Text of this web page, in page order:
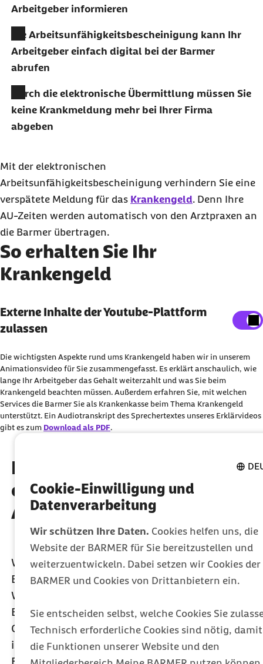
Cookie-Einwilligung und
Datenverarbeitung
Wir schützen Ihre Daten. Cookies helfen uns, die
Website der BARMER für Sie bereitzustellen und
weiterzuentwickeln. Dabei setzen wir Cookies der
BARMER und Cookies von Drittanbietern ein.
Sie entscheiden selbst, welche Cookies Sie
Technisch erforderliche Cookies sind nötig, damit
die Funktionen unserer Website und den
Arbeitgeber informieren
Die Arbeitsunfähigkeitsbescheinigung kann Ihr
Arbeitgeber einfach digital bei der Barmer
abrufen
Durch die elektronische Übermittlung müssen Sie
keine Krankmeldung mehr bei Ihrer Firma
abgeben
Mit der elektronischen
Arbeitsunfähigkeitsbescheinigung verhindern Sie eine
verspätete Meldung für das Krankengeld. Denn Ihre
AU-Zeiten werden automatisch von den Arztpraxen an
die Barmer übertragen.
So erhalten Sie Ihr
Krankengeld
Externe Inhalte der Youtube-Plattform
anzeigen
Inhalte auf der Website anzeigen zu lassen.
Ich bin damit einverstanden, dass personenbezogene
Daten an Drittplattform übermittelt werden. Mehr dazu
in unsererDatenschutzerklärung.
Externe Inhalte der Youtube-Plattform
zulassen
Die wichtigsten Aspekte rund ums Krankengeld haben wir in unserem
Animationsvideo für Sie zusammengefasst. Es erklärt anschaulich, wie
lange Ihr Arbeitgeber das Gehalt weiterzahlt und was Sie beim
Krankengeld beachten müssen. Außerdem erfahren Sie, mit welchen
Services die Barmer Sie als Krankenkasse beim Thema Krankengeld
unterstützt. Ein Audiotranskript des Sprechertextes unseres Erklärvideos
gibt es zum Download als PDF.
Die häufigsten Fragen zur
elektronischen
Was ist die elektronische AU-
Bescheinigung?
Die elektronische
Arbeitsunfähigkeitsbescheinigung, auch eAU
genannt, ist Ihre Krankschreibung, die der Barmer
in digitaler Form direkt und sicher von Ihrer
Vertragsarztpraxis übermittelt wird. Das digitale
Wer stellt die elektronische AU-
Bescheinigung aus?
Bei Arbeitsunfällen oder
Krankenhausentlassungen dürfen
Krankschreibungen in Ausnahmen auch von
Gibt es die AU-Bescheinigung auch noch
in Papier?
Nein, die Arbeitsunfähigkeitsbescheinigung ist
Bekommen Arbeitgeber die AU-